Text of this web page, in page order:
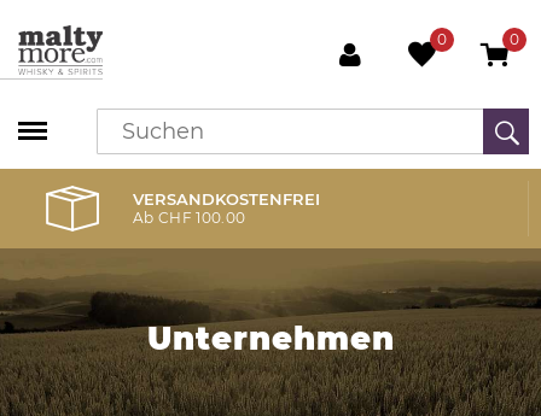
0 0
VERSANDKOSTENFREI
Ab CHF 100.00
Unternehmen